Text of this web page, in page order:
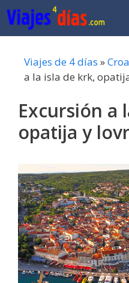
Saltar
al
contenido
Viajes de 4 días »
a la isla de krk,
Excursión a
opatija y